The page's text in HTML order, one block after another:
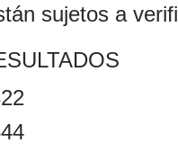
sujetos a